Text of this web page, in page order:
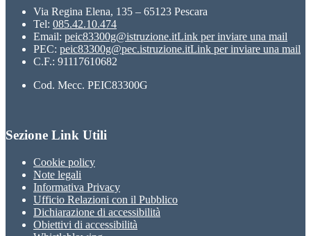
Via Regina Elena, 135 – 65123 Pescara
Tel: 085.42.10.474
Email: peic83300g@istruzione.itLink per inviare una mail
PEC: peic83300g@pec.istruzione.itLink per inviare una mail
C.F.: 91117610682
Cod. Mecc. PEIC83300G
Sezione Link Utili
Cookie policy
Note legali
Informativa Privacy
Ufficio Relazioni con il Pubblico
Dichiarazione di accessibilità
Obiettivi di accessibilità